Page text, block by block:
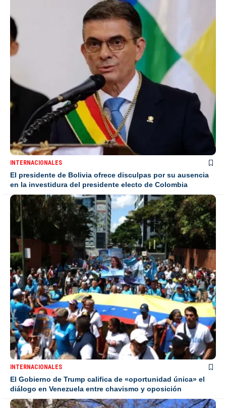
INTERNACIONALES
El presidente de Bolivia ofrece disculpas por su ausencia
en la investidura del presidente electo de Colombia
INTERNACIONALES
El Gobierno de Trump califica de «oportunidad única» el
diálogo en Venezuela entre chavismo y oposición